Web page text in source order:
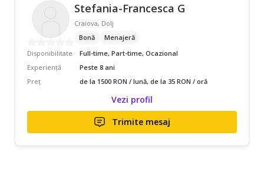
Stefania-Francesca G
Craiova, Dolj
Bonă
Menajeră
Disponibilitate
Full-time, Part-time, Ocazional
Experiență
Peste 8 ani
Preț
de la 1500 RON / lună, de la 35 RON / oră
Vezi profil
Trimite mesaj